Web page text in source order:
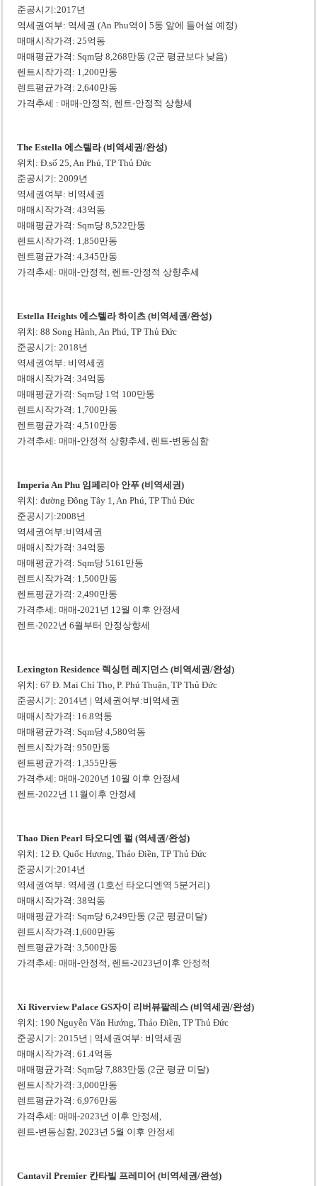
준공시기:2017년
역세권여부: 역세권 (An Phu역이 5동 앞에 들어설 예정)
매매시작가격: 25억동
매매평균가격: Sqm당 8,268만동 (2군 평균보다 낮음)
렌트시작가격: 1,200만동
렌트평균가격: 2,640만동
가격추세 : 매매-안정적, 렌트-안정적 상향세
The Estella 에스텔라 (비역세권/완성)
위치: Đ.số 25, An Phú, TP Thủ Đức
준공시기: 2009년
역세권여부: 비역세권
매매시작가격: 43억동
매매평균가격: Sqm당 8,522만동
렌트시작가격: 1,850만동
렌트평균가격: 4,345만동
가격추세: 매매-안정적, 렌트-안정적 상향추세
Estella Heights 에스텔라 하이츠 (비역세권/완성)
위치: 88 Song Hành, An Phú, TP Thủ Đức
준공시기: 2018년
역세권여부: 비역세권
매매시작가격: 34억동
매매평균가격: Sqm당 1억 100만동
렌트시작가격: 1,700만동
렌트평균가격: 4,510만동
가격추세: 매매-안정적 상향추세, 렌트-변동심함
Imperia An Phu 임페리아 안푸 (비역세권)
위치: đường Đông Tây 1, An Phú, TP Thủ Đức
준공시기:2008년
역세권여부:비역세권
매매시작가격: 34억동
매매평균가격: Sqm당 5161만동
렌트시작가격: 1,500만동
렌트평균가격: 2,490만동
가격추세: 매매-2021년 12월 이후 안정세
렌트-2022년 6월부터 안정상향세
Lexington Residence 렉싱턴 레지던스 (비역세권/완성)
위치: 67 Đ. Mai Chí Thọ, P. Phú Thuận, TP Thủ Đức
준공시기: 2014년 | 역세권여부:비역세권
매매시작가격: 16.8억동
매매평균가격: Sqm당 4,580억동
렌트시작가격: 950만동
렌트평균가격: 1,355만동
가격추세: 매매-2020년 10월 이후 안정세
렌트-2022년 11월이후 안정세
Thao Dien Pearl 타오디엔 펄 (역세권/완성)
위치: 12 Đ. Quốc Hương, Thảo Điền, TP Thủ Đức
준공시기:2014년
역세권여부: 역세권 (1호선 타오디엔역 5분거리)
매매시작가격: 38억동
매매평균가격: Sqm당 6,249만동 (2군 평균미달)
렌트시작가격:1,600만동
렌트평균가격: 3,500만동
가격추세: 매매-안정적, 렌트-2023년이후 안정적
Xi Riverview Palace GS자이 리버뷰팔레스 (비역세권/완성)
위치: 190 Nguyễn Văn Hưởng, Thảo Điền, TP Thủ Đức
준공시기: 2015년 | 역세권여부: 비역세권
매매시작가격: 61.4억동
매매평균가격: Sqm당 7,883만동 (2군 평균 미달)
렌트시작가격: 3,000만동
렌트평균가격: 6,976만동
가격추세: 매매-2023년 이후 안정세,
렌트-변동심함, 2023년 5월 이후 안정세
Cantavil Premier 칸타빌 프레미어 (비역세권/완성)